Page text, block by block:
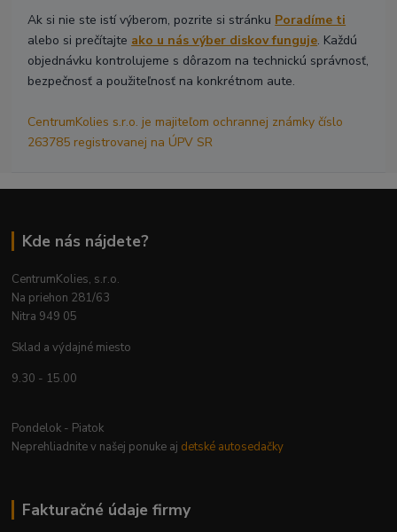
Ak si nie ste istí výberom, pozrite si stránku Poradíme ti
alebo si prečítajte ako u nás výber diskov funguje. Každú
objednávku kontrolujeme s dôrazom na technickú správnosť,
bezpečnosť a použiteľnosť na konkrétnom aute.
CentrumKolies s.r.o. je majiteľom ochrannej známky číslo
263785 registrovanej na ÚPV SR
Kde nás nájdete?
CentrumKolies, s.r.o.
Na priehon 281/63
Nitra 949 05
Sklad a výdajné miesto
9.30 - 15.00
Pondelok - Piatok
Neprehliadnite v našej ponuke aj detské autosedačky
Fakturačné údaje firmy